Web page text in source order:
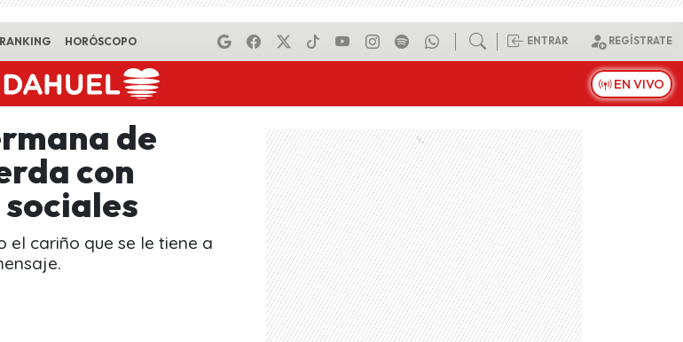
RANKING HORÓSCOPO ENTRAR REGÍSTRATE
EN VIVO
de
con
el cariño que se le tiene a